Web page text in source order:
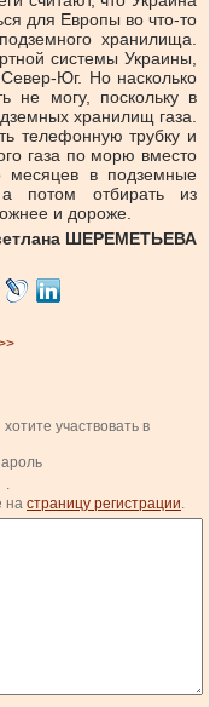
для Европы во что-то
хранилища.
системы Украины,
Юг. Но насколько
не могу, поскольку в
хранилищ газа.
телефонную трубку и
газа по морю вместо
месяцев в подземные
потом отбирать из
и дороже.
ШЕРЕМЕТЬЕВА
участвовать в
.
на страницу регистрации.